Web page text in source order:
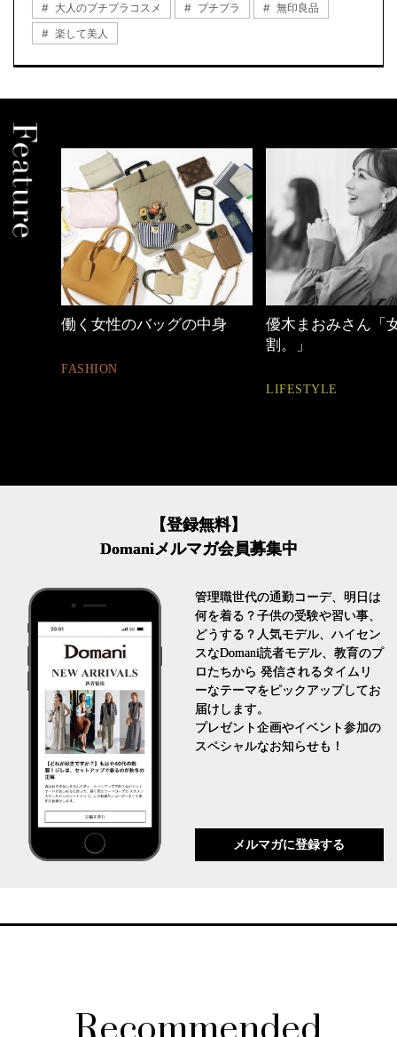
大人のプチプラコスメ
プチプラ
無印良品
楽して美人
優木まおみさん「女の時間
【ワーママのきれ
ュアル通勤】
FASHION
【登録無料】
Domaniメルマガ会員募集中
管理職世代の通勤コーデ、明日は
何を着る？子供の受験や習い事、
どうする？人気モデル、ハイセン
スなDomani読者モデル、教育のプ
ロたちから 発信されるタイムリ
ーなテーマをピックアップしてお
届けします。
プレゼント企画やイベント参加の
スペシャルなお知らせも！
メルマガに登録する